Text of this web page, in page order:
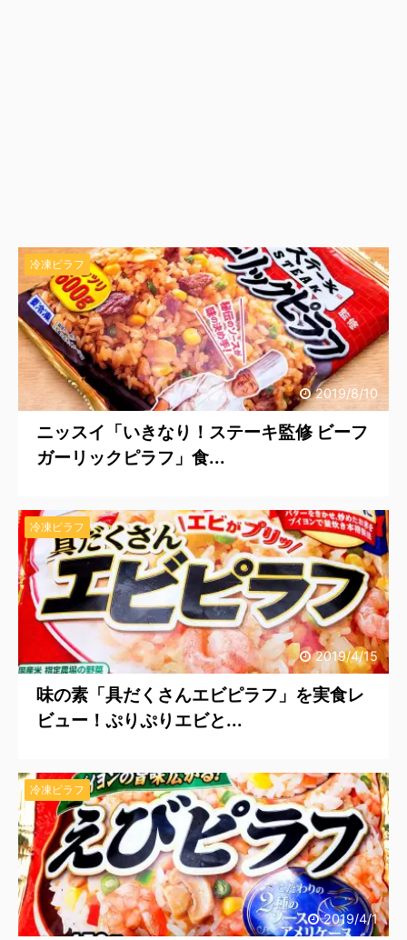
2019/8/10
冷凍ピラフ
ニッスイ「いきなり！ステーキ監修 ビーフ
ガーリックピラフ」食...
2019/4/15
冷凍ピラフ
味の素「具だくさんエビピラフ」を実食レ
ビュー！ぷりぷりエビと...
2019/4/1
冷凍ピラフ